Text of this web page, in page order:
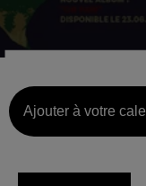
Ajouter à votre